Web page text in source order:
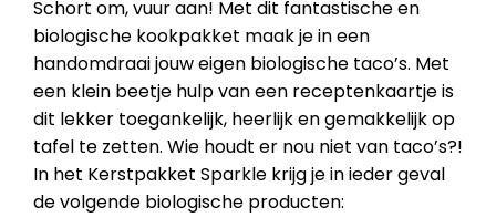
Schort om, vuur aan! Met dit fantastische en
biologische kookpakket maak je in een
handomdraai jouw eigen biologische taco’s. Met
een klein beetje hulp van een receptenkaartje is
dit lekker toegankelijk, heerlijk en gemakkelijk op
tafel te zetten. Wie houdt er nou niet van taco’s?!
In het Kerstpakket Sparkle krijg je in ieder geval
de volgende biologische producten: